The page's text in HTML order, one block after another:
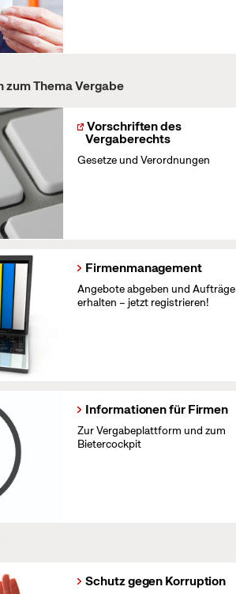
Thema Vergabe
Vorschriften des
Vergaberechts
Gesetze und Verordnungen
Firmenmanagement
Angebote abgeben und Aufträge
erhalten – jetzt registrieren!
Informationen für Firmen
Zur Vergabeplattform und zum
Bietercockpit
Schutz gegen Korruption